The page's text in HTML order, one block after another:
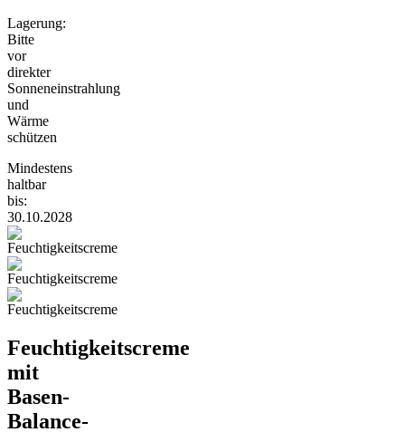
Lagerung:
Bitte
vor
direkter
Sonneneinstrahlung
und
Wärme
schützen
Mindestens
haltbar
bis:
30.10.2028
Feuchtigkeitscreme
mit
Basen-
Balance-